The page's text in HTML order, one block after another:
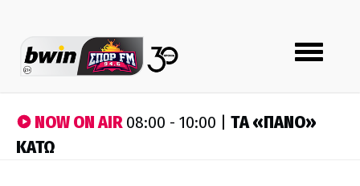
Toggle
navigation
NOW ON AIR08:00 - 10:00 | ΤA «ΠΑΝΟ»
ΚΑΤΩ